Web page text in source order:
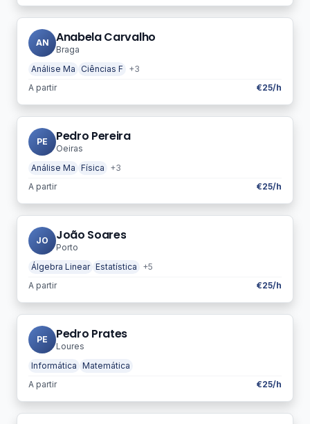
AN Anabela Carvalho
Braga
Análise Ma
Ciências F
+3
A partir
€25/h
PE Pedro Pereira
Oeiras
Análise Ma Física
+3
A partir
€25/h
JO João Soares
Porto
Álgebra Linear Estatística
+5
A partir
€25/h
PE Pedro Prates
Loures
Informática Matemática
A partir
€25/h